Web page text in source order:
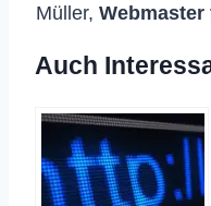
Müller, Webmaster
Auch